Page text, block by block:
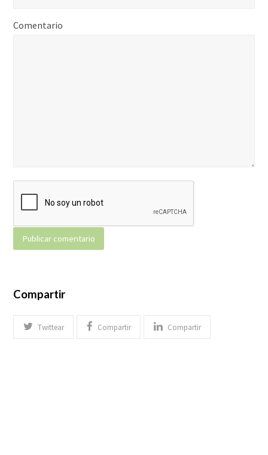
Comentario
Compartir
Twittear Compartir Compartir